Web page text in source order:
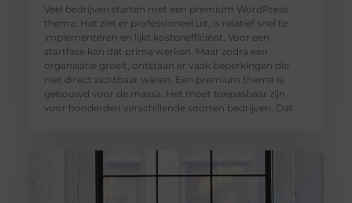
Veel bedrijven starten met een premium WordPress
thema. Het ziet er professioneel uit, is relatief snel te
implementeren en lijkt kostenefficiënt. Voor een
startfase kan dat prima werken. Maar zodra een
organisatie groeit, ontstaan er vaak beperkingen die
niet direct zichtbaar waren. Een premium thema is
gebouwd voor de massa. Het moet toepasbaar zijn
voor honderden verschillende soorten bedrijven. Dat